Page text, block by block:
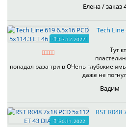
Елена / заказ
07.12.2022
Tech Line
Тут
попадал раза три в ОЧень глубокие
даже не
Вадим
30.11.2022
RST R048